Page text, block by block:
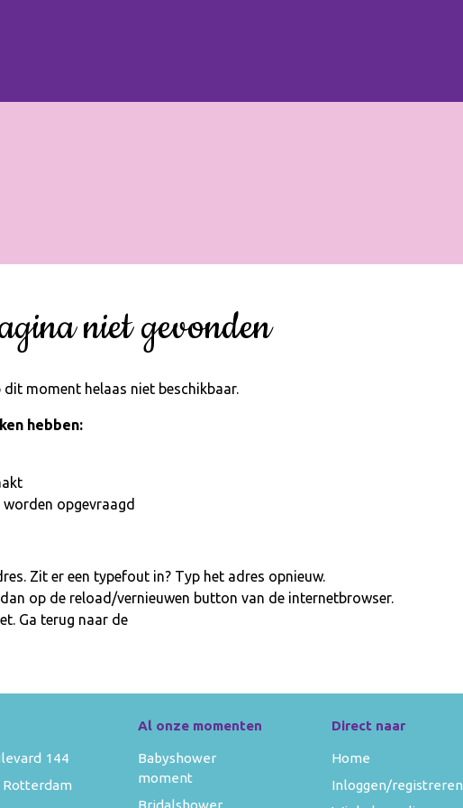
niet gevonden
moment helaas niet beschikbaar.
hebben:
opgevraagd
Zit er een typefout in? Typ het adres opnieuw.
op de reload/vernieuwen button van de internetbrowser.
Ga terug naar de
144
Al onze momenten
Babyshower
moment
Bridalshower
Direct naar
Home
Inloggen/registreren